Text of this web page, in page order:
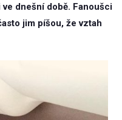
dnešní době. Fanoušci
jim píšou, že vztah